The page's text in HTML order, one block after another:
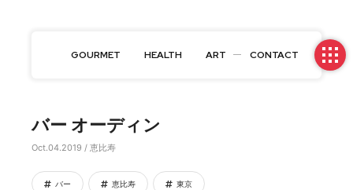
GOURMET HEALTH ART CONTACT
バー オーディン
Oct.04.2019 / 恵比寿
バー 恵比寿 東京